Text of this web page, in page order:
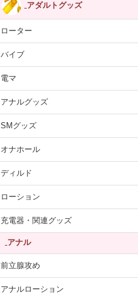
アダルトグッズ
ローター
バイブ
電マ
アナルグッズ
SMグッズ
オナホール
ディルド
ローション
充電器・関連グッズ
アナル
前立腺攻め
アナルローション